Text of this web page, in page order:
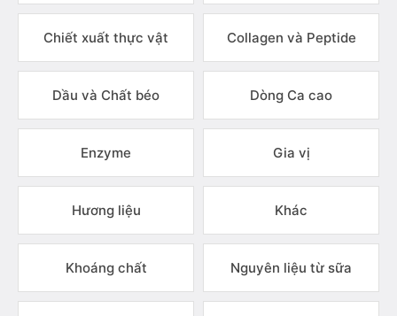
Chiết xuất thực vật Collagen và Peptide
Dầu và Chất béo Dòng Ca cao
Enzyme Gia vị
Hương liệu Khác
Khoáng chất Nguyên liệu từ sữa